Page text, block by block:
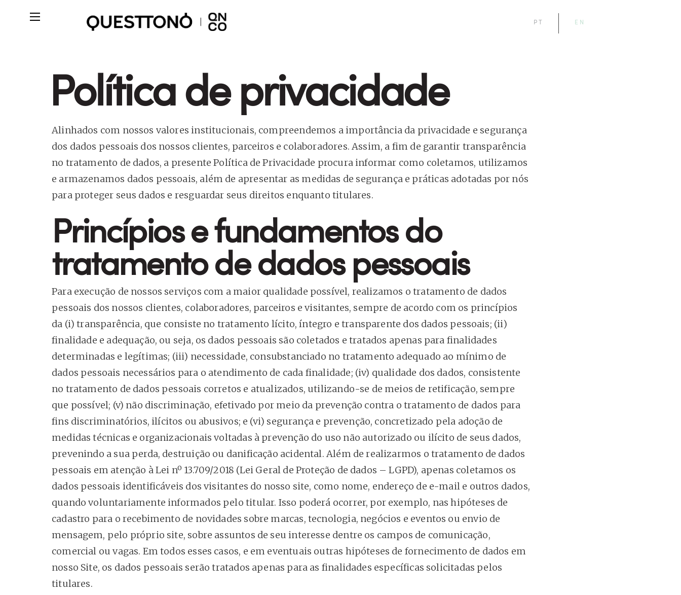
PT EN
Política de privacidade
Alinhados com nossos valores institucionais, compreendemos a importância da privacidade e segurança
dos dados pessoais dos nossos clientes, parceiros e colaboradores. Assim, a fim de garantir transparência
no tratamento de dados, a presente Política de Privacidade procura informar como coletamos, utilizamos
e armazenamos dados pessoais, além de apresentar as medidas de segurança e práticas adotadas por nós
para proteger seus dados e resguardar seus direitos enquanto titulares.
Princípios e fundamentos do
tratamento de dados pessoais
Para execução de nossos serviços com a maior qualidade possível, realizamos o tratamento de dados
pessoais dos nossos clientes, colaboradores, parceiros e visitantes, sempre de acordo com os princípios
da (i) transparência, que consiste no tratamento lícito, íntegro e transparente dos dados pessoais; (ii)
finalidade e adequação, ou seja, os dados pessoais são coletados e tratados apenas para finalidades
determinadas e legítimas; (iii) necessidade, consubstanciado no tratamento adequado ao mínimo de
dados pessoais necessários para o atendimento de cada finalidade; (iv) qualidade dos dados, consistente
no tratamento de dados pessoais corretos e atualizados, utilizando-se de meios de retificação, sempre
que possível; (v) não discriminação, efetivado por meio da prevenção contra o tratamento de dados para
fins discriminatórios, ilícitos ou abusivos; e (vi) segurança e prevenção, concretizado pela adoção de
medidas técnicas e organizacionais voltadas à prevenção do uso não autorizado ou ilícito de seus dados,
prevenindo a sua perda, destruição ou danificação acidental. Além de realizarmos o tratamento de dados
pessoais em atenção à Lei nº 13.709/2018 (Lei Geral de Proteção de dados – LGPD), apenas coletamos os
dados pessoais identificáveis dos visitantes do nosso site, como nome, endereço de e-mail e outros dados,
quando voluntariamente informados pelo titular. Isso poderá ocorrer, por exemplo, nas hipóteses de
cadastro para o recebimento de novidades sobre marcas, tecnologia, negócios e eventos ou envio de
mensagem, pelo próprio site, sobre assuntos de seu interesse dentre os campos de comunicação,
comercial ou vagas. Em todos esses casos, e em eventuais outras hipóteses de fornecimento de dados em
nosso Site, os dados pessoais serão tratados apenas para as finalidades específicas solicitadas pelos
titulares.